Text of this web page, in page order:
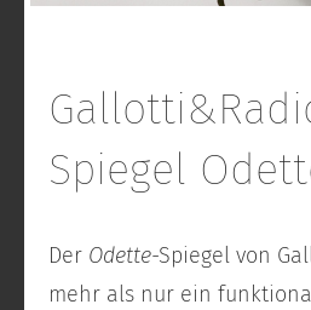
Spiegel
Der Odette-Spiegel von
mehr als nur ein